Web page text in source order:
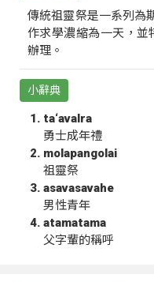
傳統祖靈祭是一系列為
作求學濃縮為一天，並
辦理。
小辭典
ta‘avalra
勇士成年禮
molapangolai
祖靈祭
asavasavahe
男性青年
atamatama
父字輩的稱呼